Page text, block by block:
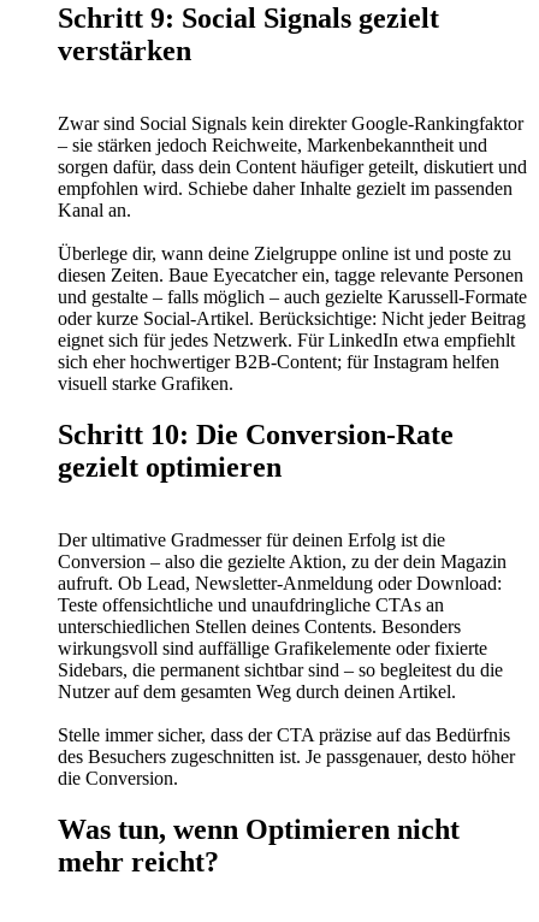
Schritt 9: Social Signals gezielt
verstärken
Zwar sind Social Signals kein direkter Google-Rankingfaktor
– sie stärken jedoch Reichweite, Markenbekanntheit und
sorgen dafür, dass dein Content häufiger geteilt, diskutiert und
empfohlen wird. Schiebe daher Inhalte gezielt im passenden
Kanal an.
Überlege dir, wann deine Zielgruppe online ist und poste zu
diesen Zeiten. Baue Eyecatcher ein, tagge relevante Personen
und gestalte – falls möglich – auch gezielte Karussell-Formate
oder kurze Social-Artikel. Berücksichtige: Nicht jeder Beitrag
eignet sich für jedes Netzwerk. Für LinkedIn etwa empfiehlt
sich eher hochwertiger B2B-Content; für Instagram helfen
visuell starke Grafiken.
Schritt 10: Die Conversion-Rate
gezielt optimieren
Der ultimative Gradmesser für deinen Erfolg ist die
Conversion – also die gezielte Aktion, zu der dein Magazin
aufruft. Ob Lead, Newsletter-Anmeldung oder Download:
Teste offensichtliche und unaufdringliche CTAs an
unterschiedlichen Stellen deines Contents. Besonders
wirkungsvoll sind auffällige Grafikelemente oder fixierte
Sidebars, die permanent sichtbar sind – so begleitest du die
Nutzer auf dem gesamten Weg durch deinen Artikel.
Stelle immer sicher, dass der CTA präzise auf das Bedürfnis
des Besuchers zugeschnitten ist. Je passgenauer, desto höher
die Conversion.
Was tun, wenn Optimieren nicht
mehr reicht?